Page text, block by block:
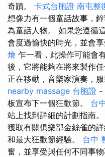
奇蹟。 卡式台胞證 南屯整
想像力有一個童話故事，
為童話人物。 如果您遵循
會度過愉快的時光，並會享
燴 乍一看，此操作可能會
後，它將能夠在將來製作任
正在移動，音樂家演奏，
nearby massage 台胞證 -
板宣布下一個狂歡節。 台
站上找到詳細的計劃指南
獲取有關俱樂部金絲雀的
和最大狂歡節經驗。 台中
奮，並享受與任何不同事